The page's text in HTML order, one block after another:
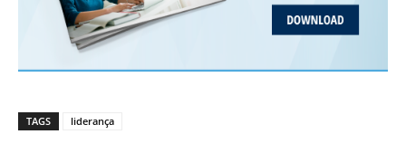
TAGS liderança